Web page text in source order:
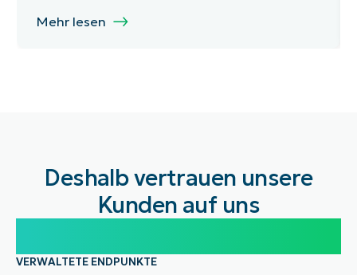
Mehr lesen
Deshalb vertrauen unsere
Kunden auf uns
VERWALTETE ENDPUNKTE